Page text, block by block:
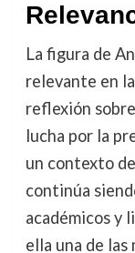
La figura de
relevante en
reflexión
lucha por la
un contexto
continúa
académicos y
ella una de